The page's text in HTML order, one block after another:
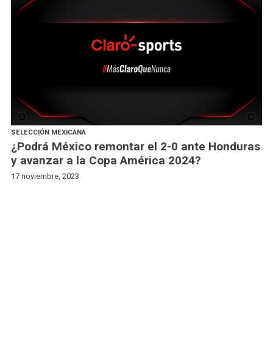
SELECCIÓN MEXICANA
¿Podrá México remontar el 2-0 ante Honduras
y avanzar a la Copa América 2024?
17 noviembre, 2023